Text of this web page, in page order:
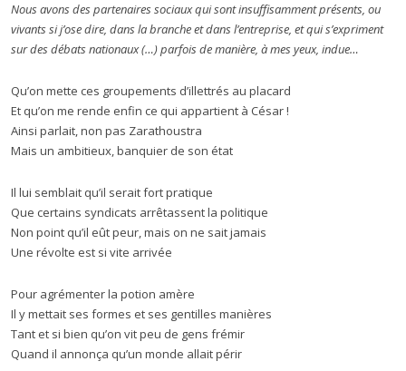
Nous avons des partenaires sociaux qui sont insuffisamment présents, ou
vivants si j’ose dire, dans la branche et dans l’entreprise, et qui s’expriment
sur des débats nationaux (…) parfois de manière, à mes yeux, indue…
Qu’on mette ces groupements d’illettrés au placard
Et qu’on me rende enfin ce qui appartient à César !
Ainsi parlait, non pas Zarathoustra
Mais un ambitieux, banquier de son état
Il lui semblait qu’il serait fort pratique
Que certains syndicats arrêtassent la politique
Non point qu’il eût peur, mais on ne sait jamais
Une révolte est si vite arrivée
Pour agrémenter la potion amère
Il y mettait ses formes et ses gentilles manières
Tant et si bien qu’on vit peu de gens frémir
Quand il annonça qu’un monde allait périr